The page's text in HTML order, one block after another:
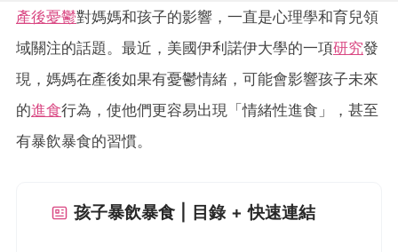
產後憂鬱對媽媽和孩子的影響，一直是心理學和育兒領
域關注的話題。最近，美國伊利諾伊大學的一項研究發
現，媽媽在產後如果有憂鬱情緒，可能會影響孩子未來
的進食行為，使他們更容易出現「情緒性進食」，甚至
有暴飲暴食的習慣。
孩子暴飲暴食 | 目錄 + 快速連結